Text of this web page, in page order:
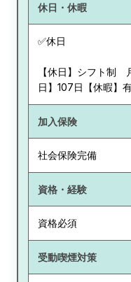
休日・休暇
✅休日
【休日】シフト制
日】107日【休暇】
加入保険
社会保険完備
資格・経験
資格必須
受動喫煙対策